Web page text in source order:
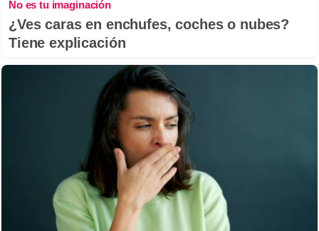
No es tu imaginación
¿Ves caras en enchufes, coches o nubes?
Tiene explicación